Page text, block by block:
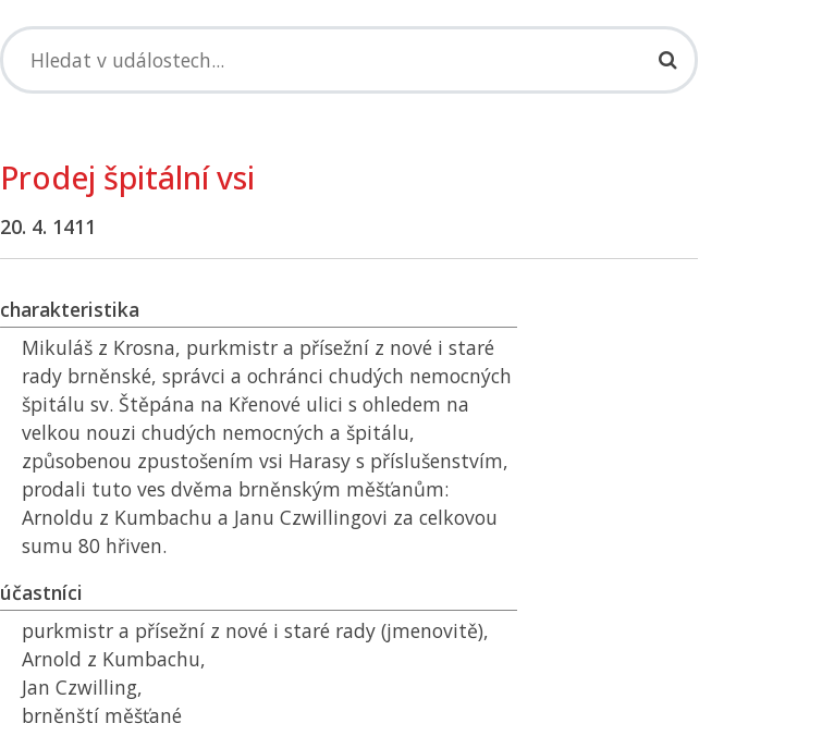
Prodej špitální vsi
20. 4. 1411
charakteristika
Mikuláš z Krosna, purkmistr a přísežní z nové i staré
rady brněnské, správci a ochránci chudých nemocných
špitálu sv. Štěpána na Křenové ulici s ohledem na
velkou nouzi chudých nemocných a špitálu,
způsobenou zpustošením vsi Harasy s příslušenstvím,
prodali tuto ves dvěma brněnským měšťanům:
Arnoldu z Kumbachu a Janu Czwillingovi za celkovou
sumu 80 hřiven.
účastníci
purkmistr a přísežní z nové i staré rady (jmenovitě),
Arnold z Kumbachu,
Jan Czwilling,
brněnští měšťané